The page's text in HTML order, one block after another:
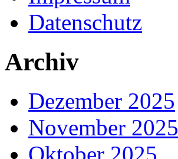
Datenschutz
Archiv
Dezember 2025
November 2025